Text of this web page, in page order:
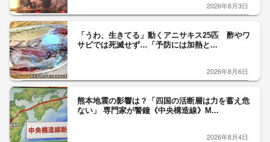
2026年8月3日
「うわ、生きてる」動くアニサキス25匹 酢やワ
サビでは死滅せず…「予防には加熱と...
2026年8月6日
熊本地震の影響は？「四国の活断層は力を蓄え危
ない」 専門家が警鐘《中央構造線》M...
2026年8月4日